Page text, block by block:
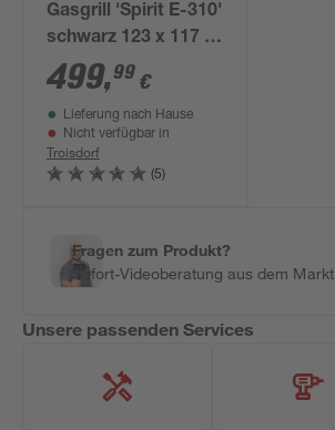
Gasgrill 'Spirit E-310'
schwarz 123 x 117 x
68 cm
499,99 €
Lieferung nach Hause
Nicht verfügbar in
Troisdorf
(5)
Fragen zum Produkt?
Sofort-Videoberatung aus dem Markt
Unsere passenden Services